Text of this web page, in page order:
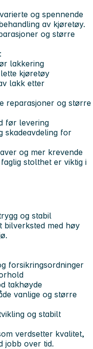
og spennende
av kjøretøy.
og større
lakkering
kjøretøy
lakk etter
reparasjoner og større
før levering
skadeavdeling for
og mer krevende
stolthet er viktig i
og stabil
bilverksted med høy
forsikringsordninger
takhøyde
vanlige og større
og stabilt
verdsetter kvalitet,
jobb over tid.